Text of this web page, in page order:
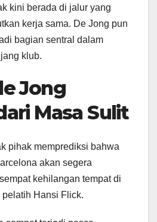
kini berada di jalur yang
kerja sama. De Jong pun
bagian sentral dalam
klub.
Jong
Masa Sulit
pihak memprediksi bahwa
akan segera
kehilangan tempat di
Hansi Flick.